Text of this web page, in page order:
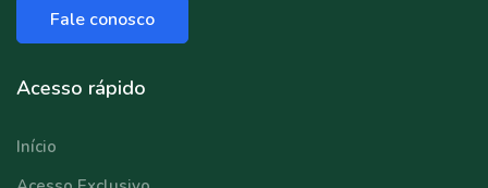
Fale conosco
Acesso rápido
Início